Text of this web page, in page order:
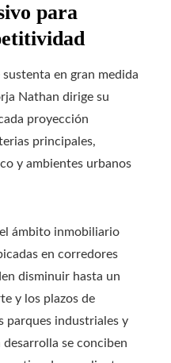
para
en gran medida
Nathan dirige su
proyección
principales,
y ambientes urbanos
ámbito inmobiliario
en corredores
disminuir hasta un
y los plazos de
parques industriales y
se conciben